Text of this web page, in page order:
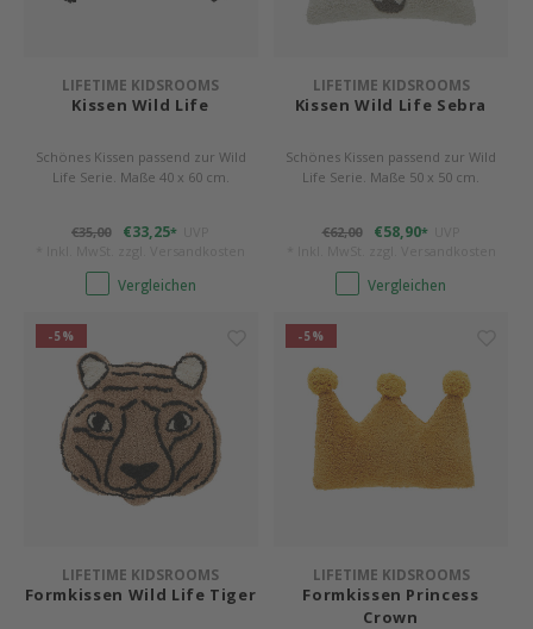
LIFETIME KIDSROOMS
Kissen Wild Life
Schönes Kissen passend zur Wild
Life Serie. Maße 40 x 60 cm.
€35,00 €33,25*
Vergleichen
LIFETIME KIDSROOMS
Kissen Wild Life Sebra
Schönes Kissen passend zur Wild
Life Serie. Maße 50 x 50 cm.
€62,00 €58,90*
Vergleichen
-5%
LIFETIME KIDSROOMS
Formkissen Wild Life Tiger
-5%
LIFETIME KIDSROOMS
Formkissen Princess
Crown